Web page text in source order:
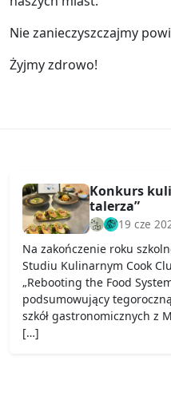
Nie zanieczyszczajmy
Żyjmy zdrowo!
Konkurs
talerza”
19 cze
Na zakończenie roku
Studiu Kulinarnym Cook
„Rebooting the Food
podsumowujący
szkół gastronomicznych z
[…]